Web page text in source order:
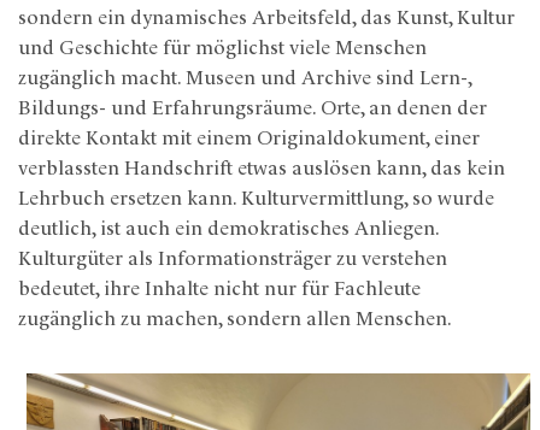
sondern ein dynamisches Arbeitsfeld, das Kunst, Kultur
und Geschichte für möglichst viele Menschen
zugänglich macht. Museen und Archive sind Lern-,
Bildungs- und Erfahrungsräume. Orte, an denen der
direkte Kontakt mit einem Originaldokument, einer
verblassten Handschrift etwas auslösen kann, das kein
Lehrbuch ersetzen kann. Kulturvermittlung, so wurde
deutlich, ist auch ein demokratisches Anliegen.
Kulturgüter als Informationsträger zu verstehen
bedeutet, ihre Inhalte nicht nur für Fachleute
zugänglich zu machen, sondern allen Menschen.